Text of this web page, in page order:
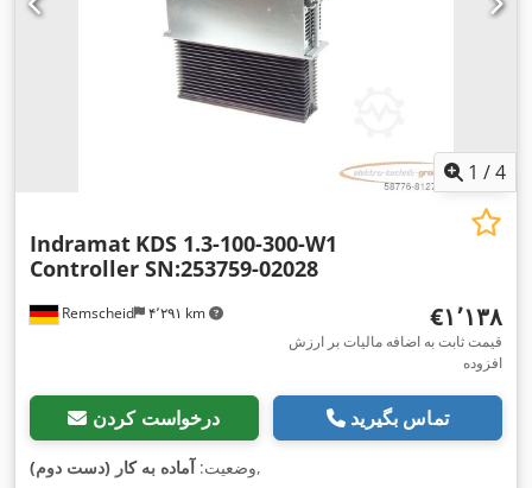
1 /4
Remscheid ۴٬۲۹۱ km
Indramat KDS 1.3-100-300-W1
Controller SN:253759-02028
‎€۱٬۱۳۸
قیمت ثابت به اضافه مالیات بر ارزش
افزوده
درخواست کردن تماس بگیرید
وضعیت:آماده به کار (دست دوم) ,